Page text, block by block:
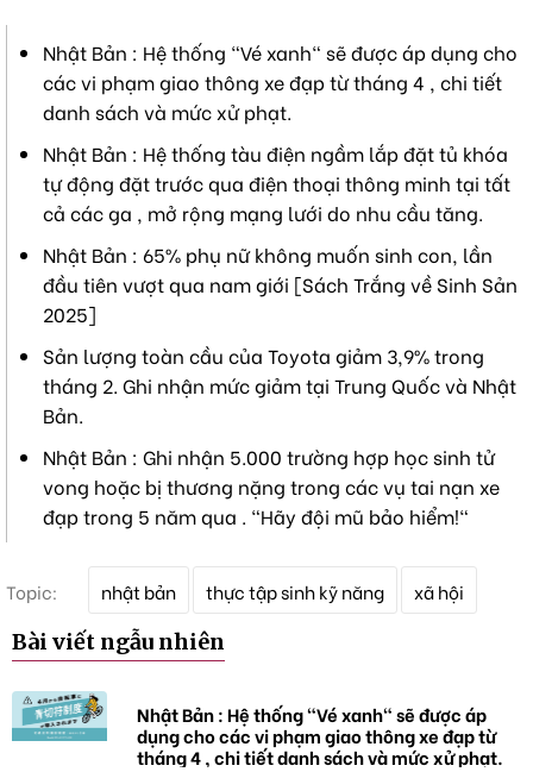
Nhật Bản : Hệ thống "Vé xanh" sẽ được áp dụng cho
các vi phạm giao thông xe đạp từ tháng 4 , chi tiết
danh sách và mức xử phạt.
Nhật Bản : Hệ thống tàu điện ngầm lắp đặt tủ khóa
tự động đặt trước qua điện thoại thông minh tại tất
cả các ga , mở rộng mạng lưới do nhu cầu tăng.
Nhật Bản : 65% phụ nữ không muốn sinh con, lần
đầu tiên vượt qua nam giới [Sách Trắng về Sinh Sản
2025]
Sản lượng toàn cầu của Toyota giảm 3,9% trong
tháng 2. Ghi nhận mức giảm tại Trung Quốc và Nhật
Bản.
Nhật Bản : Ghi nhận 5.000 trường hợp học sinh tử
vong hoặc bị thương nặng trong các vụ tai nạn xe
đạp trong 5 năm qua . "Hãy đội mũ bảo hiểm!"
Topic:
k
h
a
nhật bản thực tập sinh kỹ năng xã hội
Bài viết ngẫu nhiên
Nhật Bản : Hệ thống "Vé xanh" sẽ được áp
dụng cho các vi phạm giao thông xe đạp từ
tháng 4 , chi tiết danh sách và mức xử phạt.